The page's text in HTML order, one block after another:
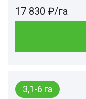
17 830 ₽/га
3,1-6 га